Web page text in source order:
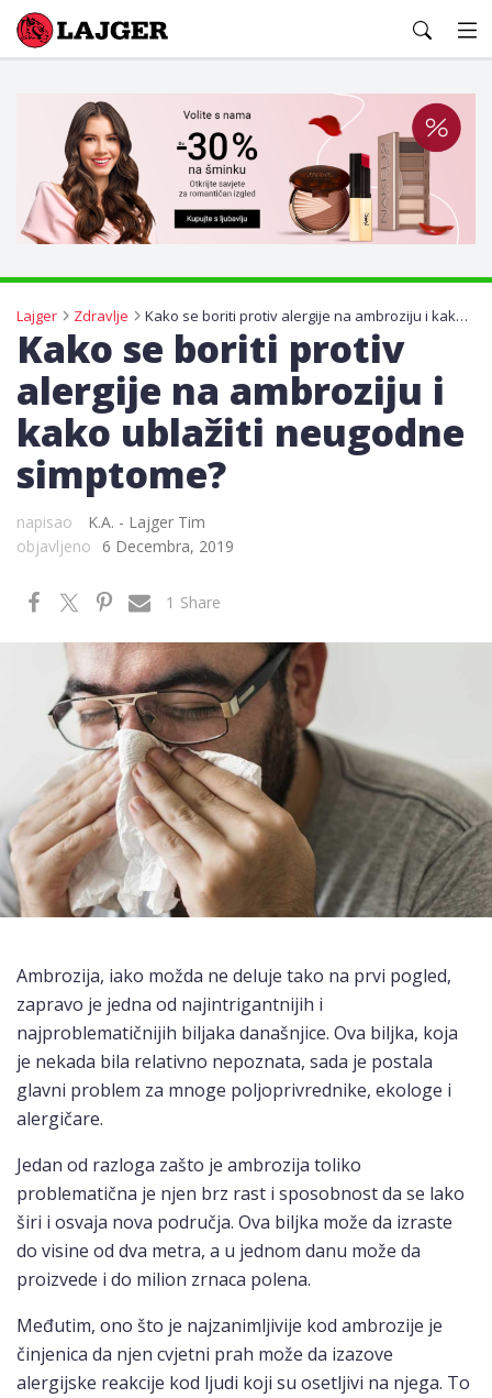
Lajger
Lajger Zdravlje Kako se boriti protiv alergije na ambroziju i kako ublažiti neugodne simptome?
Kako se boriti protiv
alergije na ambroziju i
kako ublažiti neugodne
simptome?
napisao
K.A. - Lajger Tim
objavljeno
6 Decembra, 2019
Share
1
Ambrozija, iako možda ne deluje tako na prvi pogled,
zapravo je jedna od najintrigantnijih i
najproblematičnijih biljaka današnjice. Ova biljka, koja
je nekada bila relativno nepoznata, sada je postala
glavni problem za mnoge poljoprivrednike, ekologe i
alergičare.
Jedan od razloga zašto je ambrozija toliko
problematična je njen brz rast i sposobnost da se lako
širi i osvaja nova područja. Ova biljka može da izraste
do visine od dva metra, a u jednom danu može da
proizvede i do milion zrnaca polena.
Međutim, ono što je najzanimljivije kod ambrozije je
činjenica da njen cvjetni prah može da izazove
alergijske reakcije kod ljudi koji su osetljivi na njega. To